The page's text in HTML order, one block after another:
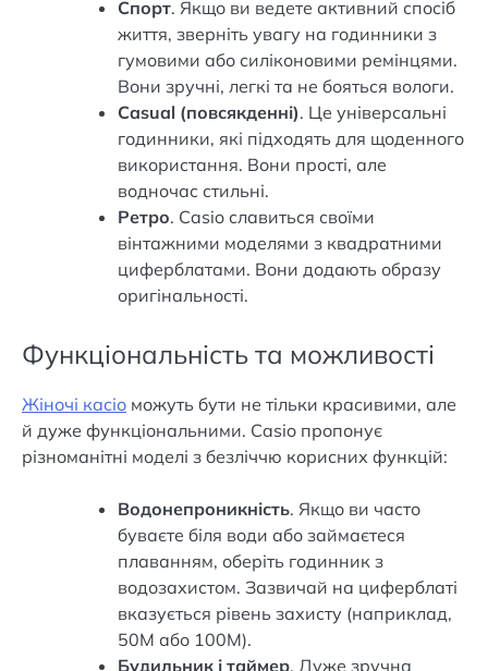
Спорт. Якщо ви ведете активний спосіб
життя, зверніть увагу на годинники з
гумовими або силіконовими ремінцями.
Вони зручні, легкі та не бояться вологи.
Casual (повсякденні). Це універсальні
годинники, які підходять для щоденного
використання. Вони прості, але
водночас стильні.
Ретро. Casio славиться своїми
вінтажними моделями з квадратними
циферблатами. Вони додають образу
оригінальності.
Функціональність та можливості
Жіночі касіо можуть бути не тільки красивими, але
й дуже функціональними. Casio пропонує
різноманітні моделі з безліччю корисних функцій:
Водонепроникність. Якщо ви часто
буваєте біля води або займаєтеся
плаванням, оберіть годинник з
водозахистом. Зазвичай на циферблаті
вказується рівень захисту (наприклад,
50M або 100M).
Будильник і таймер. Дуже зручна